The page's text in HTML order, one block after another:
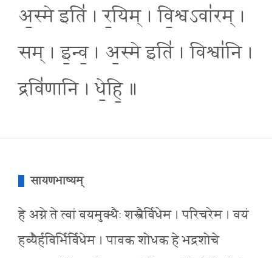
अ॒स्मे इति॑ । र॒यिम् । वि॒श्वऽवा॑रम् ।
सम् । इ॒न्व॒ । अ॒स्मे इति॑ । विश्वा॑नि ।
द्रवि॑णानि । धे॒हि॒ ॥
सायणभाष्यम्
हे अग्ने ते त्वां वयमुक्थैः शस्त्रैर्विधेम । परिचरेम । वयं
हव्यैर्हविर्भिर्विधेम । पावक शोधक हे भद्रशोचे